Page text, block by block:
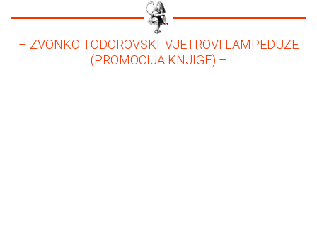
– ZVONKO TODOROVSKI: VJETROVI LAMPEDUZE
(PROMOCIJA KNJIGE) –